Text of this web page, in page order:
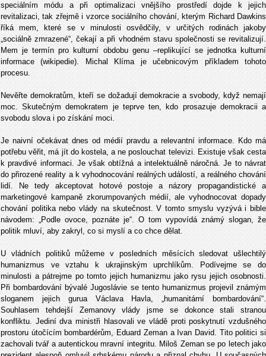
speciálním módu a při optimalizaci vnějšího prostředí dojde k jejich
revitalizaci, tak zřejmě i vzorce sociálního chování, kterým Richard Dawkins
říká mem, které se v minulosti osvědčily, v určitých rodinách jakoby
„sociálně zmrazené“, čekají a při vhodném stavu společnosti se revitalizují.
Mem je termín pro kulturní obdobu genu –replikující se jednotka kulturní
informace (wikipedie). Michal Klíma je učebnicovým příkladem tohoto
procesu.
Nevěřte demokratům, kteří se dožadují demokracie a svobody, když nemají
moc. Skutečným demokratem je teprve ten, kdo prosazuje demokracii a
svobodu slova i po získání moci.
Je naivní očekávat dnes od médií pravdu a relevantní informace. Kdo má
potřebu věřit, má jít do kostela, a ne poslouchat televizi. Existuje však cesta
k pravdivé informaci. Je však obtížná a intelektuálně náročná. Je to návrat
do přirozené reality a k vyhodnocování reálných událostí, a reálného chování
lidí. Ne tedy akceptovat hotové postoje a názory propagandistické a
marketingové kampaně zkorumpovaných médií, ale vyhodnocovat dopady
chování politika nebo vlády na skutečnost. V tomto smyslu vyzývá i bible
návodem: „Podle ovoce, poznáte je“. O tom vypovídá známý slogan, že
politik mluví, aby zakryl, co si myslí a co chce dělat.
U vládních politiků můžeme v posledních měsících sledovat ušlechtilý
humanizmus ve vztahu k ukrajinským uprchlíkům. Podívejme se do
minulosti a pátrejme po tomto jejich humanizmu jako rysu jejich osobnosti.
Při bombardování bývalé Jugoslávie se tento humanizmus projevil známým
sloganem jejich gurua Václava Havla, „humanitární bombardování“.
Souhlasem tehdejší Zemanovy vlády jsme se dokonce stali stranou
konfliktu. Jediní dva ministři hlasovali ve vládě proti poskytnutí vzdušného
prostoru útočícím bombardérům, Eduard Zeman a Ivan David. Tito politici si
zachovali tvář a autentickou mravní integritu. Miloš Zeman se po letech jako